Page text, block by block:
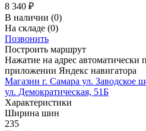
8 340 ₽
В наличии (0)
На складе (0)
Позвонить
Построить маршрут
Нажатие на адрес автоматически
приложении Яндекс навигатора
Магазин г. Самара ул. Заводское
ул. Демократическая, 51Б
Характеристики
Ширина шин
235